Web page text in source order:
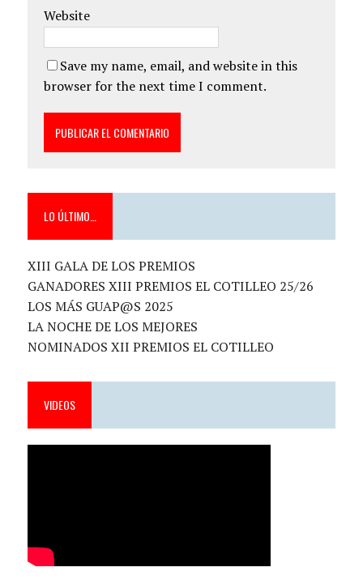
Website
Save my name, email, and website in this
browser for the next time I comment.
LO ÚLTIMO…
XIII GALA DE LOS PREMIOS
GANADORES XIII PREMIOS EL COTILLEO 25/26
LOS MÁS GUAP@S 2025
LA NOCHE DE LOS MEJORES
NOMINADOS XII PREMIOS EL COTILLEO
VIDEOS